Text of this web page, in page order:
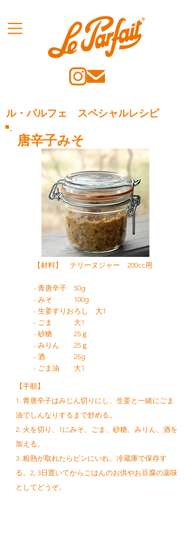
ル・パルフェ スペシャルレシピ
唐辛子みそ
【材料】 テリーヌジャー 200cc用
- 青唐辛子 50g
- みそ 100g
- 生姜すりおろし 大1
- ごま 大1
- 砂糖 25ｇ
- みりん 25ｇ
- 酒 25g
- ごま油 大1
【手順】
1. 青唐辛子はみじん切りにし、生姜と一緒にごま
油でしんなりするまで炒める。
2. 火を切り、1にみそ、ごま、砂糖、みりん、酒を
加える。
3. 粗熱が取れたらビンにいれ、冷蔵庫で保存す
る。2, 3日置いてからごはんのお供やお豆腐の薬味
としてどうぞ。